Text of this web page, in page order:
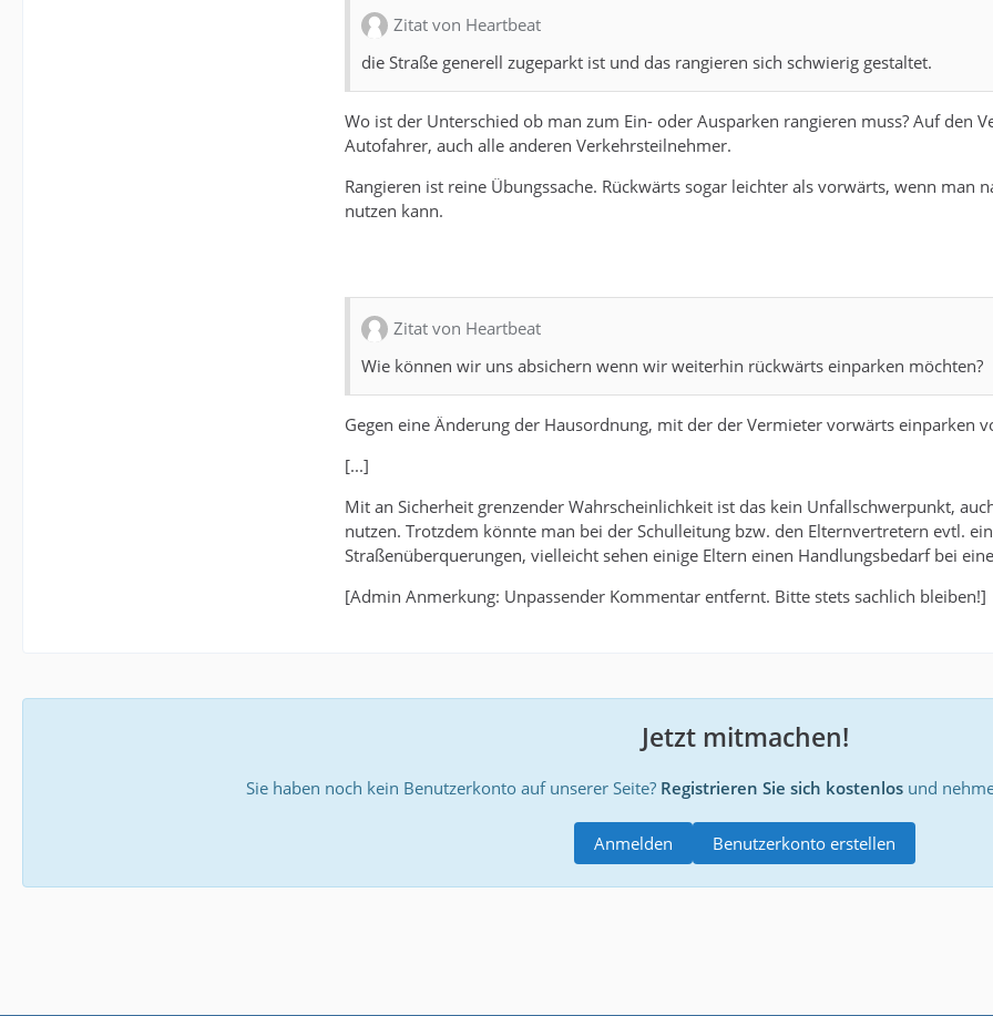
Zitat von Heartbeat
die Straße generell zugeparkt ist und das rangieren sich schwierig gestaltet.
Wo ist der Unterschied ob man zum Ein- oder Ausparken rangieren muss? Auf den
Autofahrer, auch alle anderen Verkehrsteilnehmer.
Rangieren ist reine Übungssache. Rückwärts sogar leichter als vorwärts, wenn man
nutzen kann.
Zitat von Heartbeat
Wie können wir uns absichern wenn wir weiterhin rückwärts einparken möchten?
Gegen eine Änderung der Hausordnung, mit der der Vermieter vorwärts einparken
[...]
Mit an Sicherheit grenzender Wahrscheinlichkeit ist das kein Unfallschwerpunkt,
nutzen. Trotzdem könnte man bei der Schulleitung bzw. den Elternvertretern evtl.
Straßenüberquerungen, vielleicht sehen einige Eltern einen Handlungsbedarf bei
[Admin Anmerkung: Unpassender Kommentar entfernt. Bitte stets sachlich bleiben!]
Jetzt mitmachen!
Sie haben noch kein Benutzerkonto auf unserer Seite? Registrieren Sie sich kostenlosund
Benutzerkonto erstellen
Anmelden